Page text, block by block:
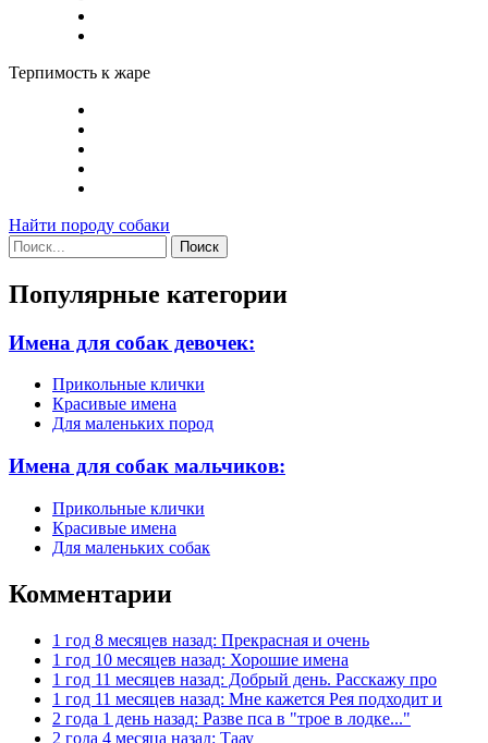
Терпимость к жаре
Найти породу собаки
Поиск
Популярные категории
Имена для собак девочек:
Прикольные клички
Красивые имена
Для маленьких пород
Имена для собак мальчиков:
Прикольные клички
Красивые имена
Для маленьких собак
Комментарии
1 год 8 месяцев назад: Прекрасная и очень
1 год 10 месяцев назад: Хорошие имена
1 год 11 месяцев назад: Добрый день. Расскажу про
1 год 11 месяцев назад: Мне кажется Рея подходит и
2 года 1 день назад: Разве пса в "трое в лодке..."
2 года 4 месяца назад: Таау